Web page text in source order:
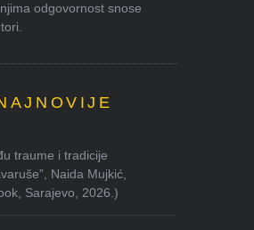
odgovornost snose
traume i tradicije
Naida Mujkić,
Sarajevo, 2026.)